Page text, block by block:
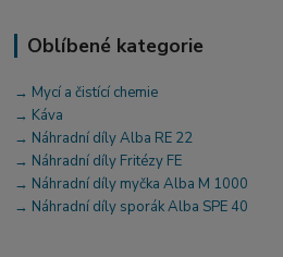
Oblíbené kategorie
→ Mycí a čistící chemie
→ Káva
→ Náhradní díly Alba RE 22
→ Náhradní díly Fritézy FE
→ Náhradní díly myčka Alba M 1000
→ Náhradní díly sporák Alba SPE 40